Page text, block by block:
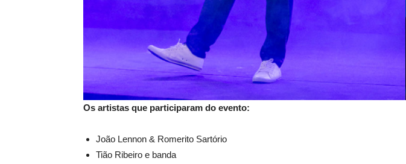
Os artistas que participaram do evento:
João Lennon & Romerito Sartório
Tião Ribeiro e banda